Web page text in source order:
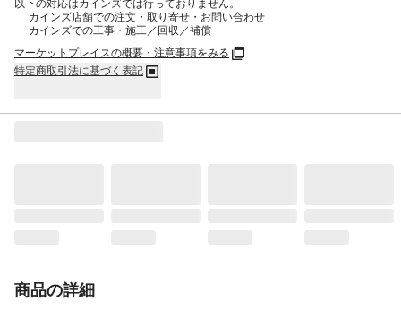
以下の対応はカインズでは行っておりません。
カインズ店舗での注文・取り寄せ・お問い合わせ
カインズでの工事・施工／回収／補償
マーケットプレイスの概要・注意事項をみる
特定商取引法に基づく表記
商品の詳細